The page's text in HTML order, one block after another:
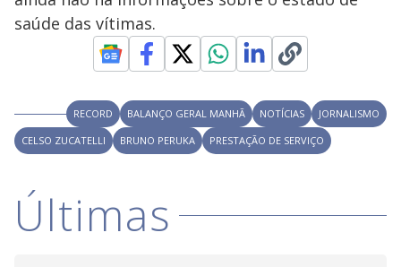
i
d
e
o
o
saúde das vítimas.
RECORD BALANÇO GERAL MANHÃ NOTÍCIAS
JORNALISMO
CELSO ZUCATELLI
BRUNO PERUKA PRESTAÇÃO DE SERVIÇO
Últimas